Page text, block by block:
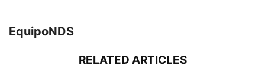
EquipoNDS
RELATED ARTICLES